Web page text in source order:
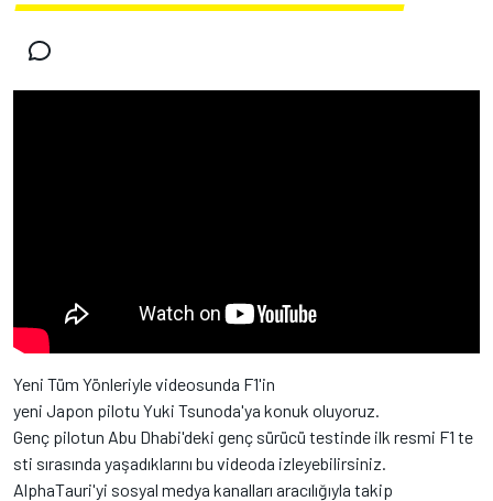
Yeni Tüm Yönleriyle videosunda F1'in
yeni Japon pilotu Yuki Tsunoda'ya konuk oluyoruz.
Genç pilotun Abu Dhabi'deki genç sürücü testinde ilk resmi F1 te
sti sırasında yaşadıklarını bu videoda izleyebilirsiniz.
AlphaTauri'yi sosyal medya kanalları aracılığıyla takip